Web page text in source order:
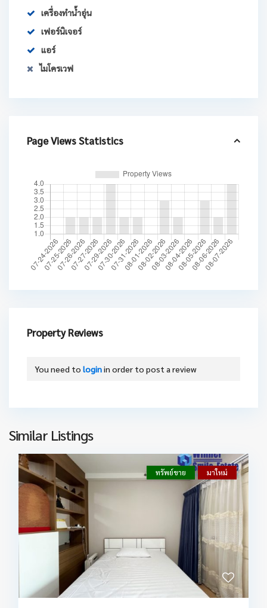
เครื่องทำน้ำอุ่น
เฟอร์นิเจอร์
แอร์
ไมโครเวฟ
Page Views Statistics
Property Reviews
You need to loginin order to post a review
Similar Listings
ทรัพย์ขาย มาใหม่